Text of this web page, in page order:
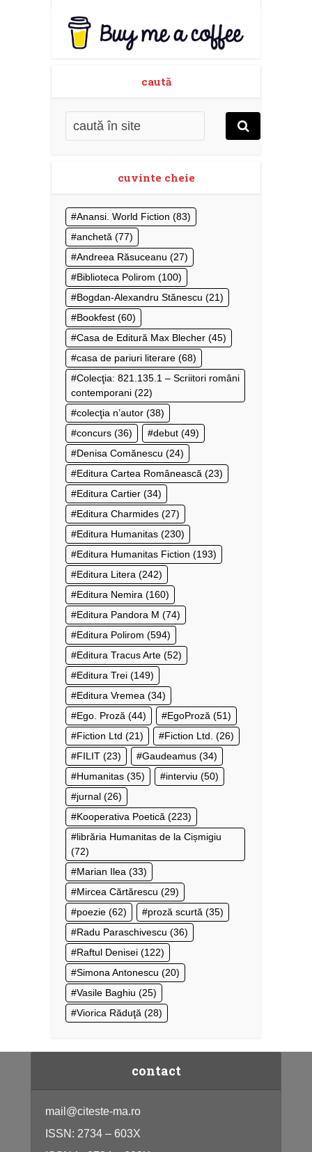
caută
cuvinte cheie
Anansi. World Fiction (83)
anchetă (77)
Andreea Răsuceanu (27)
Biblioteca Polirom (100)
Bogdan-Alexandru Stănescu (21)
Bookfest (60)
Casa de Editură Max Blecher (45)
casa de pariuri literare (68)
Colecţia: 821.135.1 – Scriitori români
contemporani (22)
colecţia n’autor (38)
concurs (36) debut (49)
Denisa Comănescu (24)
Editura Cartea Românească (23)
Editura Cartier (34)
Editura Charmides (27)
Editura Humanitas (230)
Editura Humanitas Fiction (193)
Editura Litera (242)
Editura Nemira (160)
Editura Pandora M (74)
Editura Polirom (594)
Editura Tracus Arte (52)
Editura Trei (149)
Editura Vremea (34)
Ego. Proză (44) EgoProză (51)
Fiction Ltd (21) Fiction Ltd. (26)
FILIT (23) Gaudeamus (34)
Humanitas (35) interviu (50)
jurnal (26)
Kooperativa Poetică (223)
librăria Humanitas de la Cișmigiu
(72)
Marian Ilea (33)
Mircea Cărtărescu (29)
poezie (62) proză scurtă (35)
Radu Paraschivescu (36)
Raftul Denisei (122)
Simona Antonescu (20)
Vasile Baghiu (25)
Viorica Răduţă (28)
contact
mail@citeste-ma.ro
ISSN: 2734 – 603X